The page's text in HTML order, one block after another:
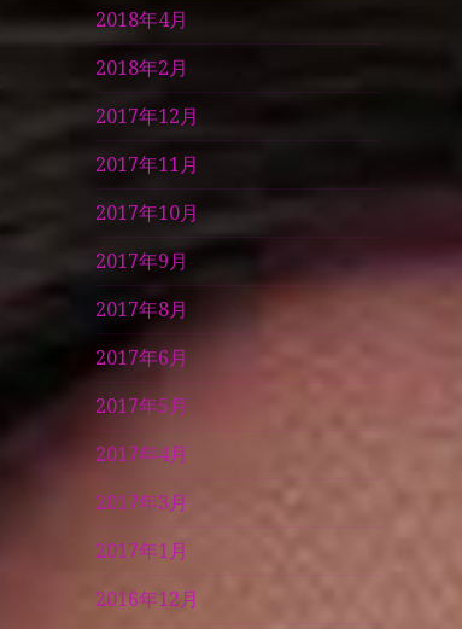
2018年4月
2018年2月
2017年12月
2017年11月
2017年10月
2017年9月
2017年8月
2017年6月
2017年5月
2017年4月
2017年3月
2017年1月
2016年12月